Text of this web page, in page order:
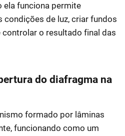
ela funciona permite
de luz, criar fundos
o resultado final das
do diafragma na
formado por lâminas
funcionando como um